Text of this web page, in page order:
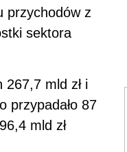
przychodów z
sektora
267,7 mld zł i
przypadało 87
mld zł